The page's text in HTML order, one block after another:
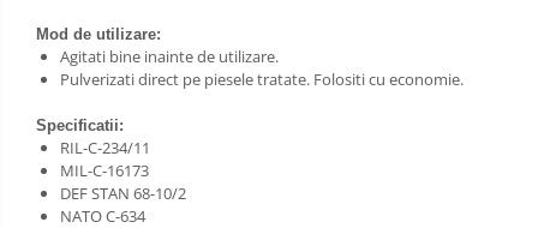
Mod de utilizare:
Agitati bine inainte de utilizare.
Pulverizati direct pe piesele tratate. Folositi cu economie.
Specificatii:
RIL-C-234/11
MIL-C-16173
DEF STAN 68-10/2
NATO C-634